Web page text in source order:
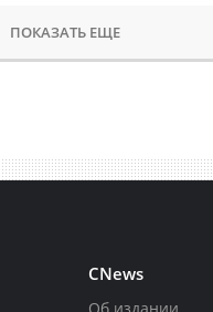
ПОКАЗАТЬ ЕЩЕ
CNews